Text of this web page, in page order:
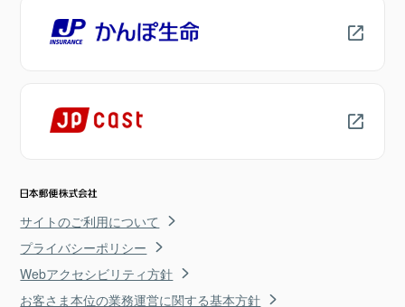
サイトのご利用について
プライバシーポリシー
Webアクセシビリティ方針
お客さま本位の業務運営に関する基本方針